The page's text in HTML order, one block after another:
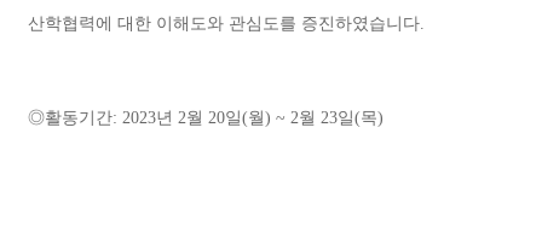
산학협력에 대한 이해도와 관심도를 증진하였습니다.
◎활동기간: 2023년 2월 20일(월) ~ 2월 23일(목)